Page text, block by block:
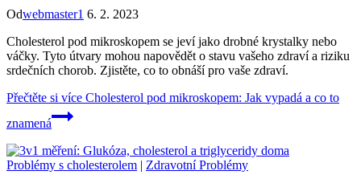
Odwebmaster1 6. 2. 2023
Cholesterol pod mikroskopem se jeví jako drobné krystalky nebo
váčky. Tyto útvary mohou napovědět o stavu vašeho zdraví a riziku
srdečních chorob. Zjistěte, co to obnáší pro vaše zdraví.
Přečtěte si více Cholesterol pod mikroskopem: Jak vypadá a co to
znamená
Problémy s cholesterolem | Zdravotní Problémy